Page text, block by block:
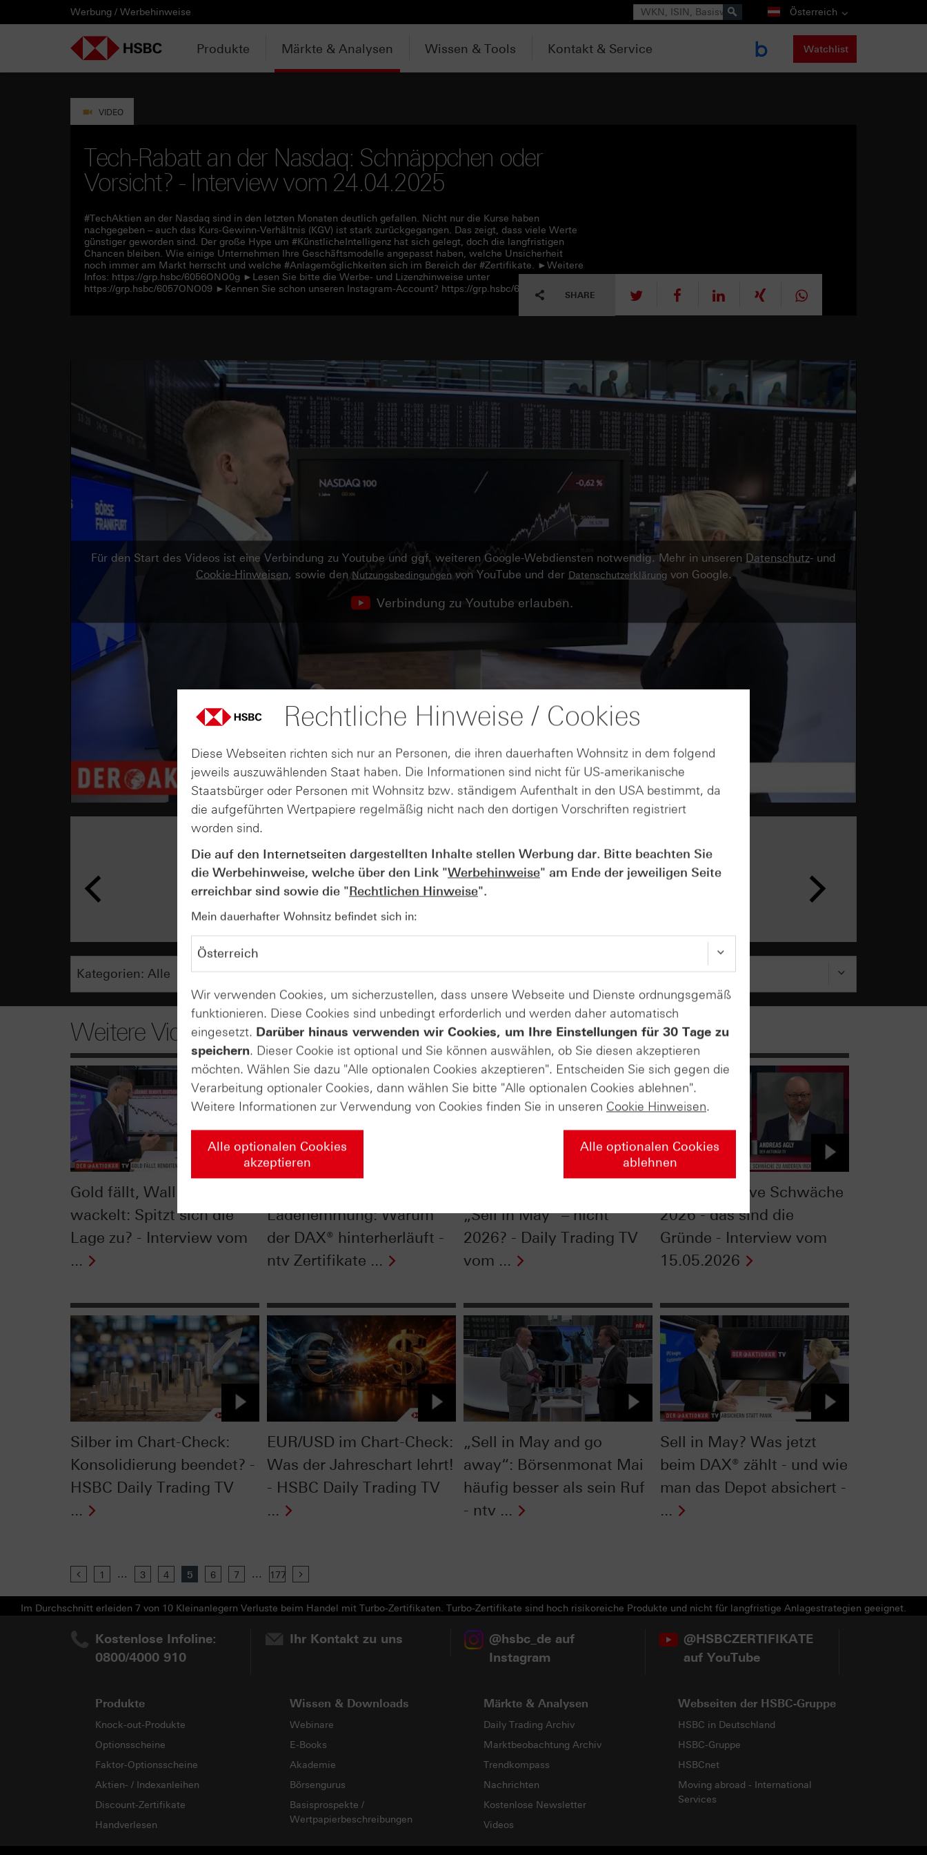
PRODUKTE
HEBELPRODUKTE
MÄRKTE & ANALYSEN
WISSEN & TOOLS
KONTAKT & SERVICE
DOWNLOADCENTER
LÄNDERAUSWAHL
Deutschland
AUSGEWÄHLTE SEITEN
HEBELPRODUKTE
Knock-out-Produkte
Weitere Hebelprodukte
Ausgestoppte Produkte
Intraday-Emissionen
ANLAGEPRODUKTE
Aktien- / Indexanleihen
Discount-Zertifikate
Express-Zertifikate
Kapitalschutz-Produkte
Sprint-Zertifikate
Strategie- / Basket- /
Themenzertifikate
AKTUELLES
Anpassungen / Kündigungen
Neuemissionen
ANALYSEN
Daily Trading
Trendkompass
Newsletter-Abonnement
VIDEOS
ntv-Zertifikate mit HSBC
Börse Stuttgart TV mit HSBC
Zertifikate Aktuell mit HSBC
WATCHLIST
Login / Zur Watchlist
WEBINARE
Webinartermine
WISSEN
kostenlose eBooks
Aktien- / Indexanleihen Rechner
Trendkompass
KONTAKT
Kontaktformular
SERVICE
Wir über uns
DOWNLOADCENTER
Basisprospekte /
Wertpapierbeschreibungen
Werbung / Werbehinweise Suche Österreich
Produkte Märkte & Analysen Wissen & Tools Kontakt & Service Watchlist
VIDEO
Tech-Rabatt an der Nasdaq: Schnäppchen oder
Vorsicht? - Interview vom 24.04.2025
#TechAktien an der Nasdaq sind in den letzten Monaten deutlich gefallen. Nicht nur die Kurse haben
nachgegeben – auch das Kurs-Gewinn-Verhältnis (KGV) ist stark zurückgegangen. Das zeigt, dass viele Werte
günstiger geworden sind. Der große Hype um #KünstlicheIntelligenz hat sich gelegt, doch die langfristigen
Chancen bleiben. Wie einige Unternehmen Ihre Geschäftsmodelle angepasst haben, welche Unsicherheit
noch immer am Markt herrscht und welche #Anlagemöglichkeiten sich im Bereich der #Zertifikate. ►Weitere
Infos: https://grp.hsbc/6056ONO0g ►Lesen Sie bitte die Werbe- und Lizenzhinweise unter
https://grp.hsbc/6057ONO09 ►Kennen Sie schon unseren Instagram-Account? https://grp.hsbc/6058ONO0i
SHARE tweet mitteilen
Für den Start des Videos ist eine Verbindung zu Youtube und ggf. weiteren Google-Webdiensten notwendig. Mehr in unseren Datenschutz- und
Cookie-Hinweisen, sowie den Nutzungsbedingungenvon YouTube und der Datenschutzerklärung von Google.
Verbindung zu Youtube erlauben.
AUGUST
07
Wie lange bleibt der DAX® in
Rekordlaune? - ntv Zertifikate
07.08.26
Weitere Videos
Gold fällt, Wall Street
wackelt: Spitzt sich die
Lage zu? - Interview vom
...
Ladehemmung: Warum
der DAX® hinterherläuft -
ntv Zertifikate ...
„Sell in May“ – nicht
2026? - Daily Trading TV
vom ...
DAX®: Relative Schwäche
2026 - das sind die
Gründe - Interview vom
15.05.2026
Silber im Chart-Check:
Konsolidierung beendet? -
HSBC Daily Trading TV
...
EUR/USD im Chart-Check:
Was der Jahreschart lehrt!
- HSBC Daily Trading TV
...
„Sell in May and go
away“: Börsenmonat Mai
häufig besser als sein Ruf
- ntv ...
Sell in May? Was jetzt
beim DAX® zählt - und wie
man das Depot absichert -
...
Previous
1 ... 3 4 5 6 7 ... 177
Im Durchschnitt erleiden 7 von 10 Kleinanlegern Verluste beim Handel mit Turbo-Zertifikaten. Turbo-Zertifikate sind hoch risikoreiche Produkte und nicht für langfristige Anlagestrategien geeignet.
Kostenlose Infoline:
0800/4000 910
Ihr Kontakt zu uns
@hsbc_de auf
Instagram
@HSBCZERTIFIKATE
auf YouTube
Produkte
Knock-out-Produkte
Optionsscheine
Faktor-Optionsscheine
Aktien- / Indexanleihen
Discount-Zertifikate
Handverlesen
Wissen & Downloads
Webinare
E-Books
Akademie
Börsengurus
Basisprospekte /
Wertpapierbeschreibungen
Märkte & Analysen
Daily Trading Archiv
Marktbeobachtung Archiv
Trendkompass
Nachrichten
Kostenlose Newsletter
Videos
Webseiten der HSBC-Gruppe
HSBC in Deutschland
HSBC-Gruppe
HSBCnet
Moving abroad - International
Services
Rechtliche Hinweise / Cookies
Diese Webseiten richten sich nur an Personen, die ihren dauerhaften Wohnsitz in dem folgend
jeweils auszuwählenden Staat haben. Die Informationen sind nicht für US-amerikanische
Staatsbürger oder Personen mit Wohnsitz bzw. ständigem Aufenthalt in den USA bestimmt, da
die aufgeführten Wertpapiere regelmäßig nicht nach den dortigen Vorschriften registriert
worden sind.
Die auf den Internetseiten dargestellten Inhalte stellen Werbung dar. Bitte beachten Sie
die Werbehinweise, welche über den Link "Werbehinweise" am Ende der jeweiligen Seite
erreichbar sind sowie die "Rechtlichen Hinweise".
Mein dauerhafter Wohnsitz befindet sich in:
Wir verwenden Cookies, um sicherzustellen, dass unsere Webseite und Dienste ordnungsgemäß
funktionieren. Diese Cookies sind unbedingt erforderlich und werden daher automatisch
eingesetzt. Darüber hinaus verwenden wir Cookies, um Ihre Einstellungen für 30 Tage zu
speichern. Dieser Cookie ist optional und Sie können auswählen, ob Sie diesen akzeptieren
möchten. Wählen Sie dazu "Alle optionalen Cookies akzeptieren". Entscheiden Sie sich gegen die
Verarbeitung optionaler Cookies, dann wählen Sie bitte "Alle optionalen Cookies ablehnen".
Weitere Informationen zur Verwendung von Cookies finden Sie in unseren Cookie Hinweisen.
Alle optionalen Cookies
akzeptieren
Alle optionalen Cookies
ablehnen